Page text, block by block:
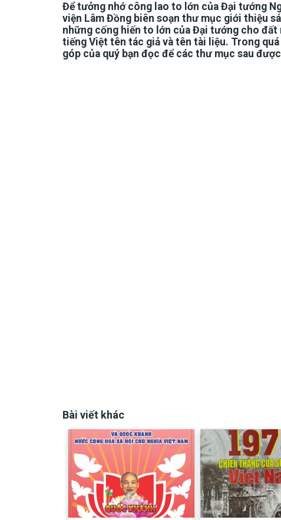
Để tưởng nhớ công lao to lớn của Đại tướng
viện Lâm Đồng biên soạn thư mục giới thiệu
những cống hiến to lớn của Đại tướng cho
tiếng Việt tên tác giả và tên tài liệu. Trong
góp của quý bạn đọc để các thư mục sau
Bài viết khác